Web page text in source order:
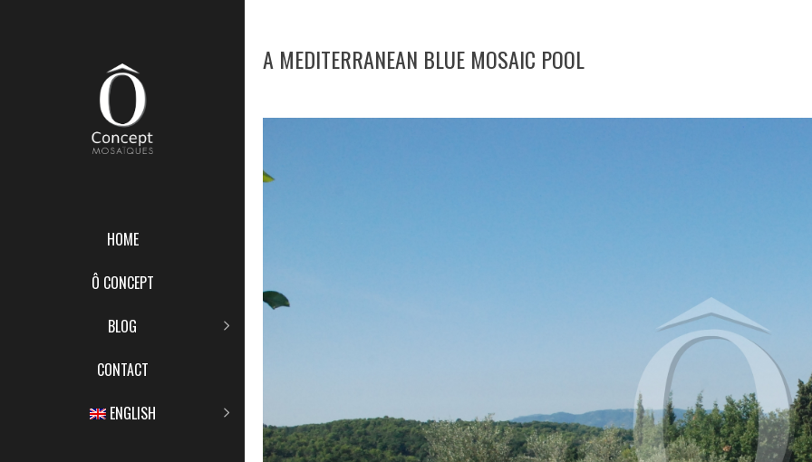
HOME
Ô CONCEPT
BLOG
CONTACT
ENGLISH
A MEDITERRANEAN BLUE MOSAIC POOL